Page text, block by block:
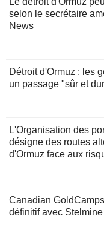
selon le secrétaire
News
Détroit d'Ormuz : les
un passage "sûr et
L'Organisation des
désigne des routes
d'Ormuz face aux
Canadian
définitif avec